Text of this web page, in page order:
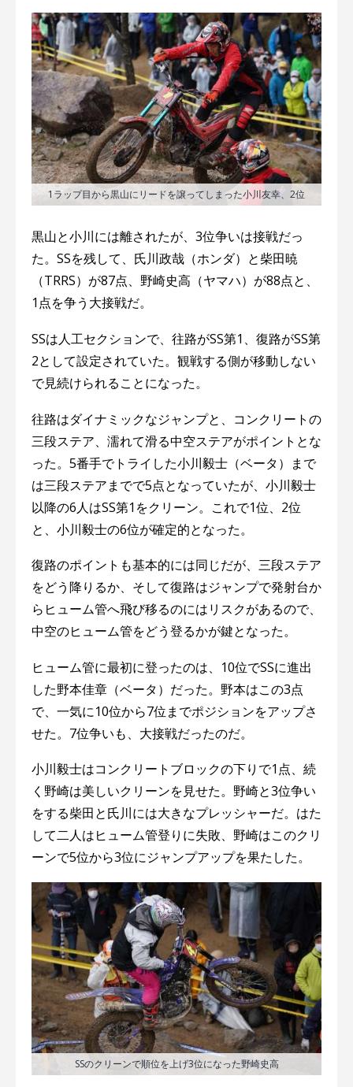
1ラップ目から黒山にリードを譲ってしまった小川友幸、2位
黒山と小川には離されたが、3位争いは接戦だっ
た。SSを残して、氏川政哉（ホンダ）と柴田暁
（TRRS）が87点、野崎史高（ヤマハ）が88点と、
1点を争う大接戦だ。
SSは人工セクションで、往路がSS第1、復路がSS第
2として設定されていた。観戦する側が移動しない
で見続けられることになった。
往路はダイナミックなジャンプと、コンクリートの
三段ステア、濡れて滑る中空ステアがポイントとな
った。5番手でトライした小川毅士（ベータ）まで
は三段ステアまでで5点となっていたが、小川毅士
以降の6人はSS第1をクリーン。これで1位、2位
と、小川毅士の6位が確定的となった。
復路のポイントも基本的には同じだが、三段ステア
をどう降りるか、そして復路はジャンプで発射台か
らヒューム管へ飛び移るのにはリスクがあるので、
中空のヒューム管をどう登るかが鍵となった。
ヒューム管に最初に登ったのは、10位でSSに進出
した野本佳章（ベータ）だった。野本はこの3点
で、一気に10位から7位までポジションをアップさ
せた。7位争いも、大接戦だったのだ。
小川毅士はコンクリートブロックの下りで1点、続
く野崎は美しいクリーンを見せた。野崎と3位争い
をする柴田と氏川には大きなプレッシャーだ。はた
して二人はヒューム管登りに失敗、野崎はこのクリ
ーンで5位から3位にジャンプアップを果たした。
SSのクリーンで順位を上げ3位になった野崎史高